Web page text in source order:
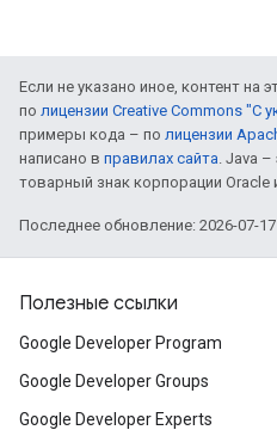
Если не указано иное, контент на
по лицензии Creative Commons "С
примеры кода – по лицензии
написано в правилах сайта. Java
товарный знак корпорации
Последнее обновление: 2026-07-17
Полезные ссылки
Google Developer Program
Google Developer Groups
Google Developer Experts